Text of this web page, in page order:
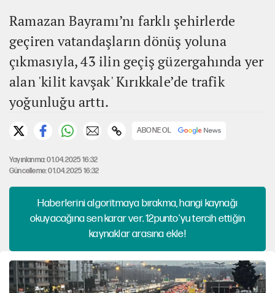
Ramazan Bayramı’nı farklı şehirlerde
geçiren vatandaşların dönüş yoluna
çıkmasıyla, 43 ilin geçiş güzergahında yer
alan 'kilit kavşak' Kırıkkale’de trafik
yoğunluğu arttı.
ABONE OL
Yayınlanma: 01.04.2025 16:32
Güncelleme: 01.04.2025 16:32
Haberlerini algoritmaya bırakma, hangi kaynağı
okuyacağına sen karar ver. 12punto'yu tercih ettiğin
kaynaklar arasına ekle!